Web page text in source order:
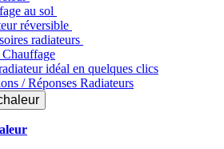
au sol
réversible
radiateurs
idéal en quelques clics
/ Réponses Radiateurs